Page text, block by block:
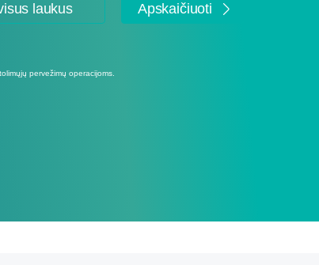
Apskaičiuoti
laukus
pervežimų operacijoms.